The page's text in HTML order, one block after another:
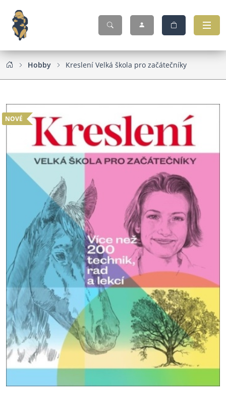
Hobby Kreslení Velká škola pro začátečníky
NOVÉ